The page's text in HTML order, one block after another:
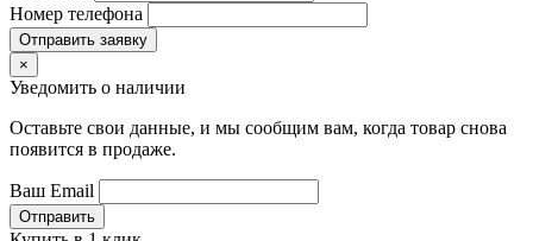
Номер телефона
Отправить заявку
×
Уведомить о наличии
Оставьте свои данные, и мы сообщим вам, когда товар снова
появится в продаже.
Ваш Email
Отправить